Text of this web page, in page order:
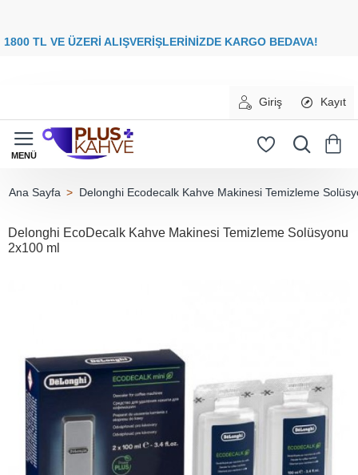
00 TL VE ÜZERİ ALIŞVERİŞLERİNİZDE KARGO
Giriş Kayıt
Delonghi Ecodecalk Kahve Makinesi Temizleme
Delonghi EcoDecalk Kahve Makinesi Temizleme Solüsyonu
2x100 ml